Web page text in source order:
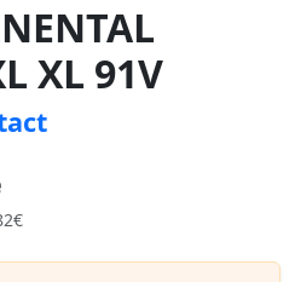
XL 91V